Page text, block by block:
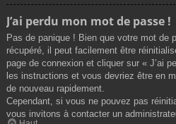
J’ai perdu mon mot de passe !
Pas de panique ! Bien que votre mot de
récupéré, il peut facilement être
page de connexion et cliquer sur « J’ai
les instructions et vous devriez être en
de nouveau rapidement.
Cependant, si vous ne pouvez pas
vous invitons à contacter un